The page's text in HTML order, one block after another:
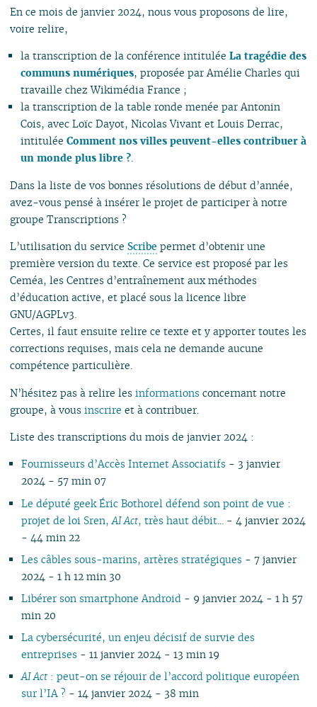
En ce mois de janvier 2024, nous vous proposons de lire,
voire relire,
la transcription de la conférence intitulée La tragédie des
communs numériques, proposée par Amélie Charles qui
travaille chez Wikimédia France ;
la transcription de la table ronde menée par Antonin
Cois, avec Loïc Dayot, Nicolas Vivant et Louis Derrac,
intitulée Comment nos villes peuvent-elles contribuer à
un monde plus libre ?.
Dans la liste de vos bonnes résolutions de début d’année,
avez-vous pensé à insérer le projet de participer à notre
groupe Transcriptions ?
L’utilisation du serviceScribe permet d’obtenir une
première version du texte. Ce service est proposé par les
Ceméa, les Centres d’entraînement aux méthodes
d’éducation active, et placé sous la licence libre
GNU/AGPLv3.
Certes, il faut ensuite relire ce texte et y apporter toutes les
corrections requises, mais cela ne demande aucune
compétence particulière.
N’hésitez pas à relire lesinformations concernant notre
groupe, à vousinscrire et à contribuer.
Liste des transcriptions du mois de janvier 2024 :
Fournisseurs d’Accès Internet Associatifs - 3 janvier
2024 - 57 min 07
Le député geek Éric Bothorel défend son point de vue :
projet de loi Sren,AI Act, très haut débit... - 4 janvier 2024
- 44 min 22
Les câbles sous-marins, artères stratégiques - 7 janvier
2024 - 1 h 12 min 30
Libérer son smartphone Android - 9 janvier 2024 - 1 h 57
min 20
La cybersécurité, un enjeu décisif de survie des
entreprises - 11 janvier 2024 - 13 min 19
AI Act : peut-on se réjouir de l’accord politique européen
sur l’IA ? - 14 janvier 2024 - 38 min